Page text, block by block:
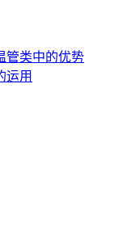
管类中的优势
运用